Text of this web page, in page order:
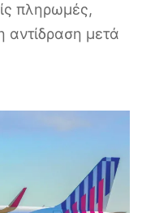
πληρωμές,
αντίδραση μετά